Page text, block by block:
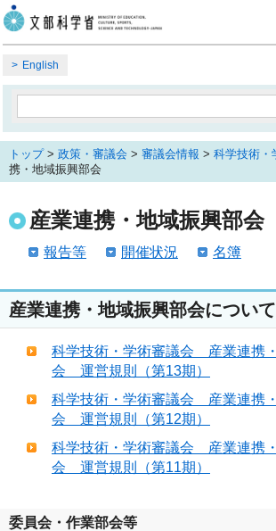
English
トップ> 政策・審議会 > 審議会情報 > 科学技術・
携・地域振興部会
産業連携・地域振興部会
報告等 開催状況 名簿
産業連携・地域振興部会について
科学技術・学術審議会 産業連携
会 運営規則（第13期）
科学技術・学術審議会 産業連携
会 運営規則（第12期）
科学技術・学術審議会 産業連携
会 運営規則（第11期）
委員会・作業部会等